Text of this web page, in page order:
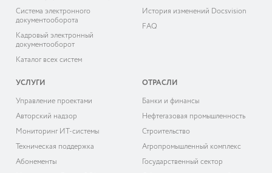
Система электронного
документооборота
Кадровый электронный
документооборот
Каталог всех систем
История изменений Docsvision
FAQ
УСЛУГИ
Управление проектами
Авторский надзор
Мониторинг ИТ-системы
Техническая поддержка
Абонементы
ОТРАСЛИ
Банки и финансы
Нефтегазовая промышленность
Строительство
Агропромышленный комплекс
Государственный сектор